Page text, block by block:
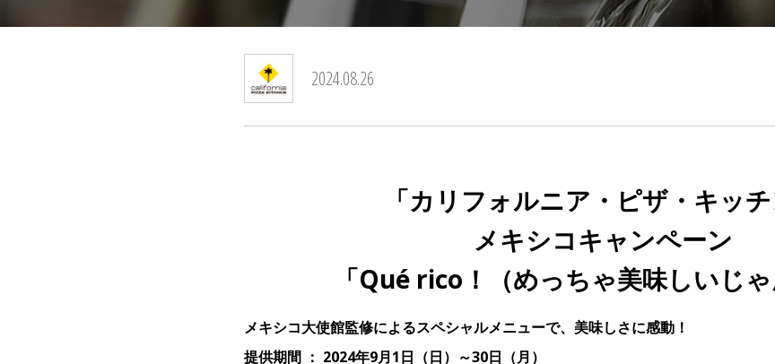
2024.08.26
「カリフォルニア・ピザ・キッチ
メキシコキャンペーン
「Qué rico！（めっちゃ美味しいじゃ
メキシコ大使館監修によるスペシャルメニューで、美味しさに感動！
提供期間 ： 2024年9月1日（日）～30日（月）